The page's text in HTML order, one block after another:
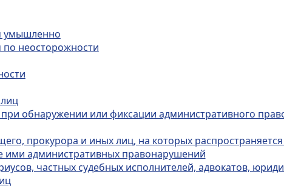
умышленно
неосторожности
обнаружении или фиксации административного
прокурора и иных лиц, на которых
ими административных правонарушений
частных судебных исполнителей, адвокатов,